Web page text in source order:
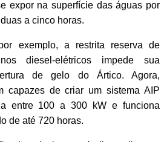
expor na superfície das águas por
a cinco horas.
exemplo, a restrita reserva de
diesel-elétricos impede sua
de gelo do Ártico. Agora,
capazes de criar um sistema AIP
entre 100 a 300 kW e funciona
de até 720 horas.